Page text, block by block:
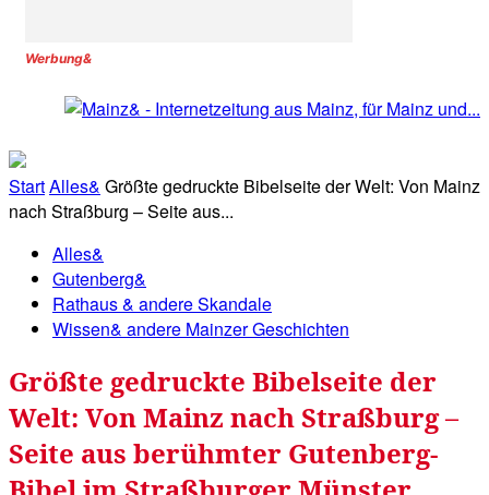
Werbung&
StartAlles& Größte gedruckte Bibelseite der Welt: Von Mainz
nach Straßburg – Seite aus...
Alles&
Gutenberg&
Rathaus & andere Skandale
Wissen& andere Mainzer Geschichten
Größte gedruckte Bibelseite der
Welt: Von Mainz nach Straßburg –
Seite aus berühmter Gutenberg-